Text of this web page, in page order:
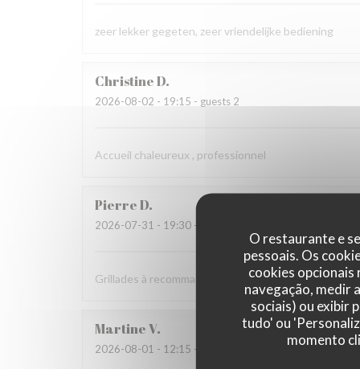
O restaurante e
pessoais. Os
cookies opcionais
navegação, medir
sociais) ou exibir
tudo' ou
momento
zeer lekker gegeten, zeer vriendelijke bediening
ChristineD
2026-08-02 - 19:15 - guests 2
Accueil chaleureux , professionnel
PierreD
2026-07-31 - 19:30 - guests 8
Grillades à recommander
MartineV
2026-08-01 - 12:15 - guests 2